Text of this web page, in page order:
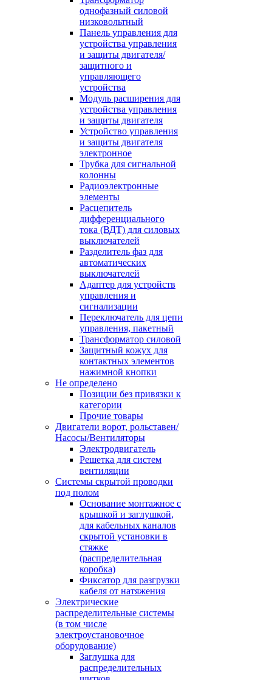
однофазный силовой
низковольтный
Панель управления для
устройства управления
и защиты двигателя/
защитного и
управляющего
устройства
Модуль расширения для
устройства управления
и защиты двигателя
Устройство управления
и защиты двигателя
электронное
Трубка для сигнальной
колонны
Радиоэлектронные
элементы
Расцепитель
дифференциального
тока (ВДТ) для силовых
выключателей
Разделитель фаз для
автоматических
выключателей
Адаптер для устройств
управления и
сигнализации
Переключатель для цепи
управления, пакетный
Трансформатор силовой
Защитный кожух для
контактных элементов
нажимной кнопки
Не определено
Позиции без привязки к
категории
Прочие товары
Двигатели ворот, рольставен/
Насосы/Вентиляторы
Электродвигатель
Решетка для систем
вентиляции
Системы скрытой проводки
под полом
Основание монтажное с
крышкой и заглушкой,
для кабельных каналов
скрытой установки в
стяжке
(распределительная
коробка)
Фиксатор для разгрузки
кабеля от натяжения
Электрические
распределительные системы
(в том числе
электроустановочное
оборудование)
Заглушка для
распределительных